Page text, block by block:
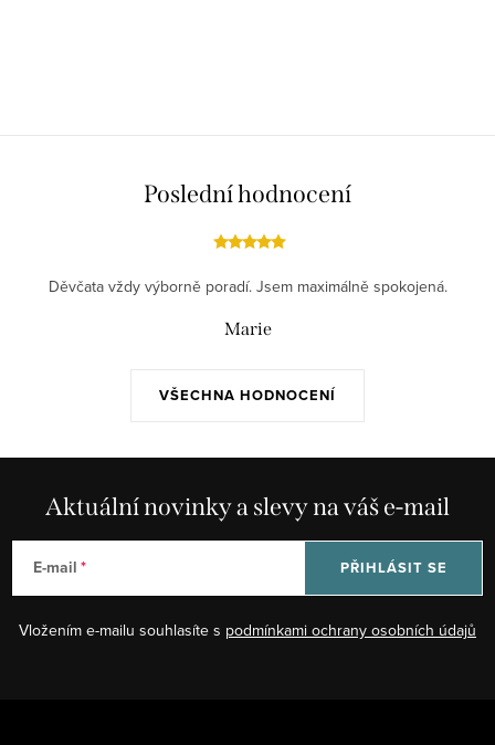
Poslední hodnocení
VŠECHNA HODNOCENÍ
Děvčata vždy výborně poradí. Jsem maximálně spokojená.
Marie
Aktuální novinky a slevy na váš e-mail
E-mail
Vložením e-mailu souhlasíte s podmínkami ochrany osobních údajů
PŘIHLÁSIT SE